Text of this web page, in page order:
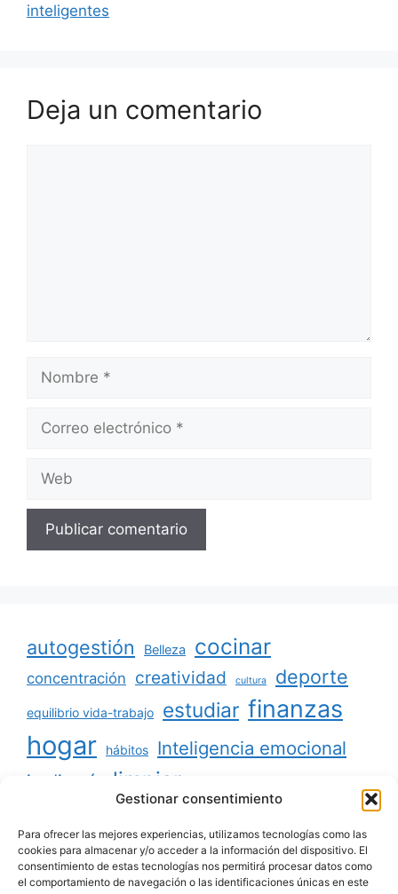
Gestionar consentimiento
Para ofrecer las mejores experiencias, utilizamos tecnologías como las
cookies para almacenar y/o acceder a la información del dispositivo. El
consentimiento de estas tecnologías nos permitirá procesar datos como
el comportamiento de navegación o las identificaciones únicas en este
inteligentes
Deja un comentario
electrónico
autogestión Belleza cocinar
concentración creatividad cultura deporte
equilibrio vida-trabajo estudiar finanzas
hogar hábitos Inteligencia emocional
jardinería limpiar
minimalismo niños
ordenar organizar productividad
reciclaje relaciones sociales salud